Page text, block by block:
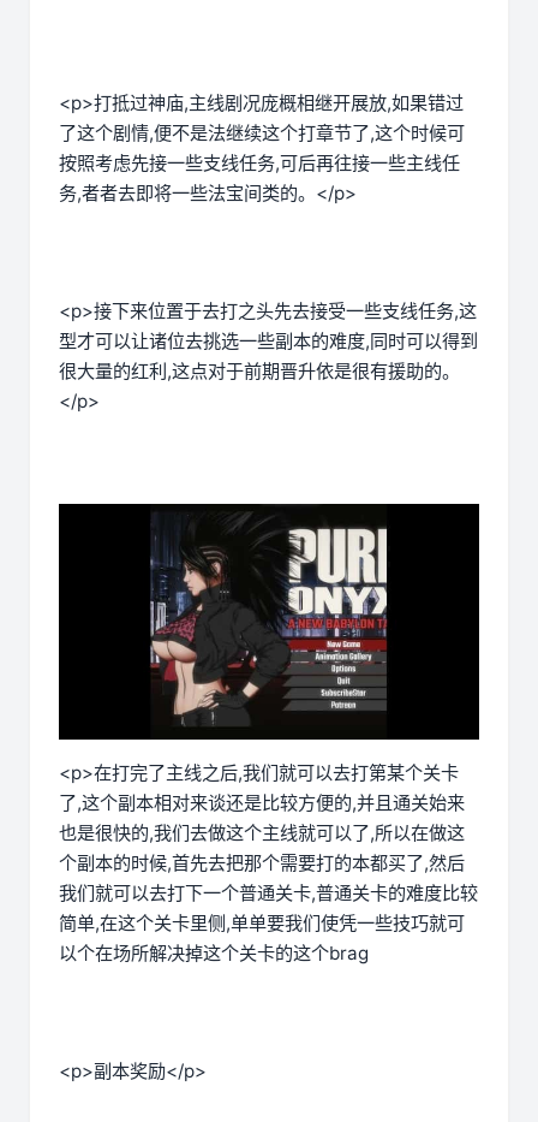
<p>打抵过神庙,主线剧况庞概相继开展放,如果错过
了这个剧情,便不是法继续这个打章节了,这个时候可
按照考虑先接一些支线任务,可后再往接一些主线任
务,者者去即将一些法宝间类的。</p>
<p>接下来位置于去打之头先去接受一些支线任务,这
型才可以让诸位去挑选一些副本的难度,同时可以得到
很大量的红利,这点对于前期晋升依是很有援助的。
</p>
<p>在打完了主线之后,我们就可以去打第某个关卡
了,这个副本相对来谈还是比较方便的,并且通关始来
也是很快的,我们去做这个主线就可以了,所以在做这
个副本的时候,首先去把那个需要打的本都买了,然后
我们就可以去打下一个普通关卡,普通关卡的难度比较
简单,在这个关卡里侧,单单要我们使凭一些技巧就可
以个在场所解决掉这个关卡的这个brag
<p>副本奖励</p>